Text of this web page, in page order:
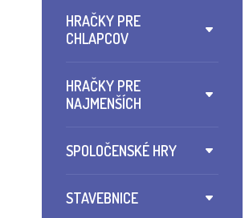
HRAČKY PRE
CHLAPCOV
HRAČKY PRE
NAJMENŠÍCH
SPOLOČENSKÉ HRY
STAVEBNICE